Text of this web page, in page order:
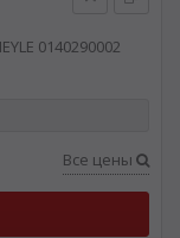
0140290002
Все цены